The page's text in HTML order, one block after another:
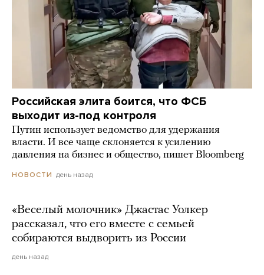
Российская элита боится, что ФСБ
выходит из-под контроля
Путин использует ведомство для удержания
власти. И все чаще склоняется к усилению
давления на бизнес и общество, пишет Bloomberg
НОВОСТИ день назад
«Веселый молочник» Джастас Уолкер
рассказал, что его вместе с семьей
собираются выдворить из России
день назад